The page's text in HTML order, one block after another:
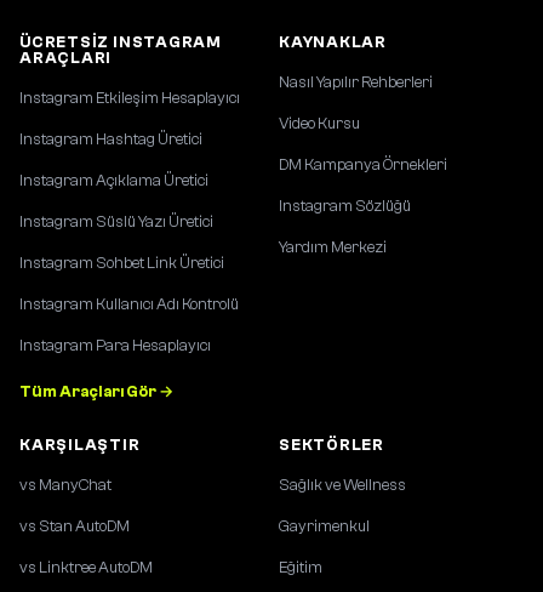
ÜCRETSIZ INSTAGRAM
ARAÇLARI
Instagram Etkileşim Hesaplayıcı
Instagram Hashtag Üretici
Instagram Açıklama Üretici
Instagram Süslü Yazı Üretici
Instagram Sohbet Link Üretici
Instagram Kullanıcı Adı Kontrolü
Instagram Para Hesaplayıcı
Tüm Araçları Gör →
KAYNAKLAR
Nasıl Yapılır Rehberleri
Video Kursu
DM Kampanya Örnekleri
Instagram Sözlüğü
Yardım Merkezi
KARŞILAŞTIR
vs ManyChat
vs Stan AutoDM
vs Linktree AutoDM
SEKTÖRLER
Sağlık ve Wellness
Gayrimenkul
Eğitim